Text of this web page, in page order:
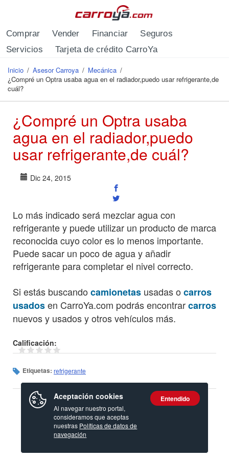
Comprar Vender Financiar
Seguros
Servicios
Tarjeta de crédito CarroYa
Se encuentra usted aquí
Inicio / Asesor Carroya / Mecánica /
¿Compré un Optra usaba agua en el radiador,puedo usar refrigerante,de
cuál?
¿Compré un Optra usaba
agua en el radiador,puedo
usar refrigerante,de cuál?
Dic 24, 2015
Lo más indicado será mezclar agua con
refrigerante y puede utilizar un producto de marca
reconocida cuyo color es lo menos importante.
Puede sacar un poco de agua y añadir
refrigerante para completar el nivel correcto.
Si estás buscando camionetas usadas o carros
usadosen CarroYa.com podrás encontrarcarros
nuevos y usados y otros vehículos más.
Calificación:
Etiquetas: refrigerante
Aceptación cookies
Al navegar nuestro portal,
consideramos que aceptas
nuestras Políticas de datos de
navegación
Entendido